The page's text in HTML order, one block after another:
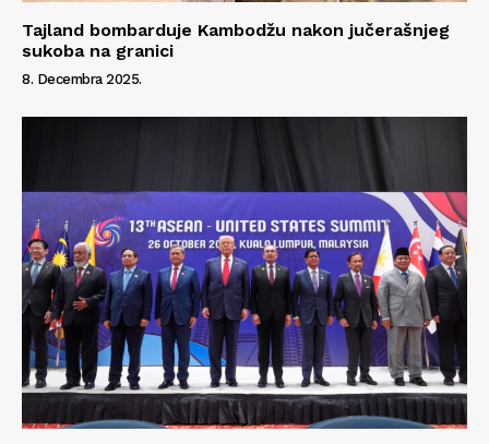
Tajland bombarduje Kambodžu nakon jučerašnjeg
sukoba na granici
8. Decembra 2025.